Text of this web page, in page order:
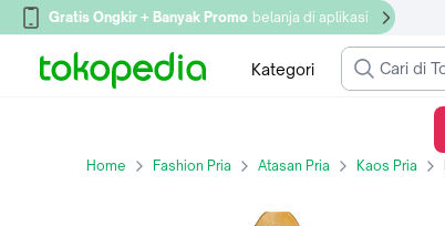
Gratis Ongkir + Banyak Promo belanja di aplikasi
Kategori
Home Fashion Pria Atasan Pria Kaos Pria